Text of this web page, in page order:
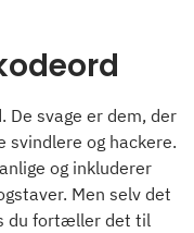
De svage er dem, der
og hackere.
og inkluderer
Men selv det
du fortæller det til